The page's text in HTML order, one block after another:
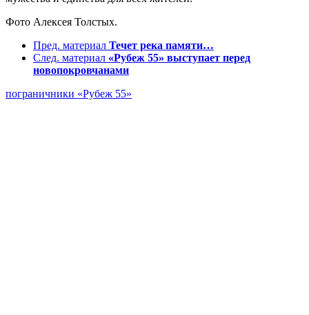
Фото Алексея Толстых.
Пред. материал Течет река памяти…
След. материал «Рубеж 55» выступает перед
новопокровчанами
пограничники «Рубеж 55»